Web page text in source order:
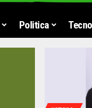
Politica